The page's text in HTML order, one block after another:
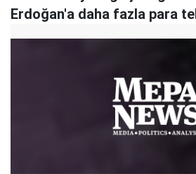
Erdoğan'a daha fazla para